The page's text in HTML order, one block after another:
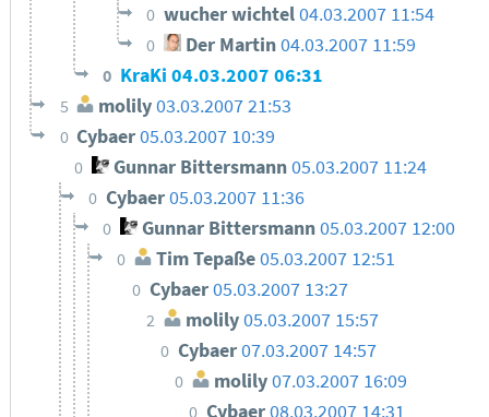
0 wucher wichtel04.03.2007 11:54
0 Der Martin 04.03.2007 11:59
0 KraKi04.03.2007 06:31
5 molily03.03.2007 21:53
0 Cybaer05.03.2007 10:39
0 Gunnar Bittersmann 05.03.2007 11:24
0 Cybaer05.03.2007 11:36
0 Gunnar Bittersmann05.03.2007 12:00
0 Tim Tepaße05.03.2007 12:51
0 Cybaer05.03.2007 13:27
2 molily 05.03.2007 15:57
0 Cybaer07.03.2007 14:57
0 molily07.03.2007 16:09
0 Cybaer08.03.2007 14:31